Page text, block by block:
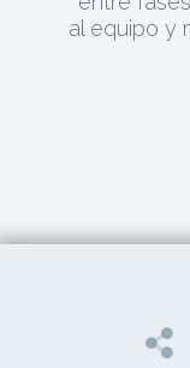
al equipo y